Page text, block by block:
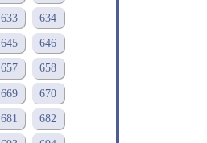
633 634
645 646
657 658
669 670
681 682